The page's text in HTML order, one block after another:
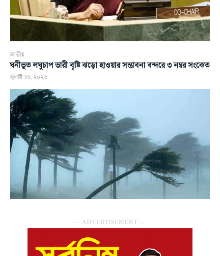
জাতীয়
ঘনীভূত লঘুচাপ ভারী বৃষ্টি ঝড়ো হাওয়ার সম্ভাবনা বন্দরে ৩ নম্বর সংকেত
জুলাই ১৬, ২০২৬
― ADVERTISEMENT ―